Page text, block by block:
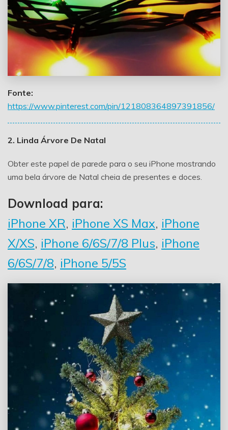
Fonte:
https://www.pinterest.com/pin/121808364897391856/
2. Linda Árvore De Natal
Obter este papel de parede para o seu iPhone mostrando
uma bela árvore de Natal cheia de presentes e doces.
Download para:
iPhone XR, iPhone XS Max, iPhone
X/XS, iPhone 6/6S/7/8 Plus, iPhone
6/6S/7/8, iPhone 5/5S